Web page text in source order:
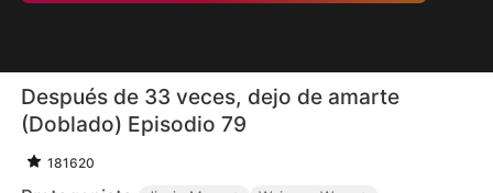
Después de 33 veces, dejo de amarte
(Doblado) Episodio 79
181620